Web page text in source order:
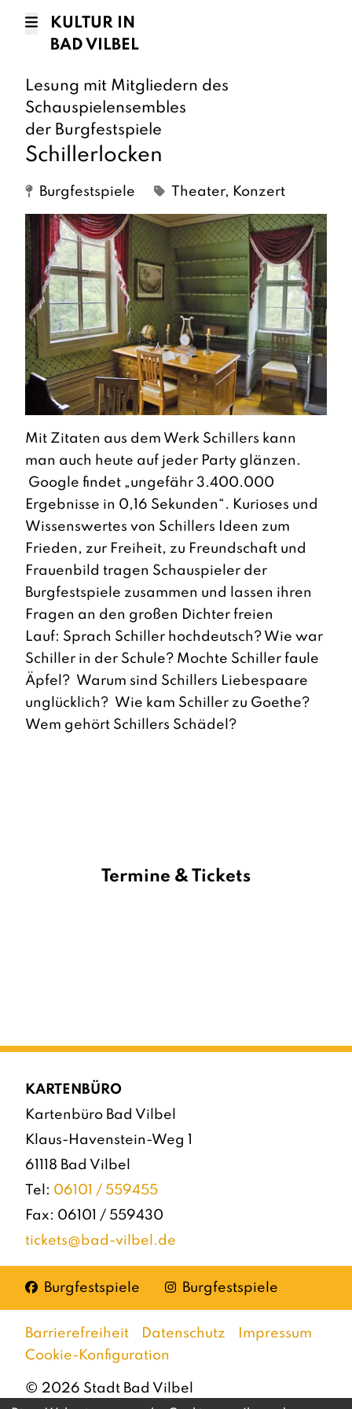
KULTUR IN
BAD VILBEL
Lesung mit Mitgliedern des
Schauspielensembles
der Burgfestspiele
Schillerlocken
Burgfestspiele Theater, Konzert
Mit Zitaten aus dem Werk Schillers kann
man auch heute auf jeder Party glänzen.
Google findet „ungefähr 3.400.000
Ergebnisse in 0,16 Sekunden“. Kurioses und
Wissenswertes von Schillers Ideen zum
Frieden, zur Freiheit, zu Freundschaft und
Frauenbild tragen Schauspieler der
Burgfestspiele zusammen und lassen ihren
Fragen an den großen Dichter freien
Lauf: Sprach Schiller hochdeutsch? Wie war
Schiller in der Schule? Mochte Schiller faule
Äpfel? Warum sind Schillers Liebespaare
unglücklich? Wie kam Schiller zu Goethe?
Wem gehört Schillers Schädel?
Termine & Tickets
KARTENBÜRO
Kartenbüro Bad Vilbel
Klaus-Havenstein-Weg 1
61118 Bad Vilbel
Tel: 06101 / 559455
Fax: 06101 / 559430
tickets@bad-vilbel.de
Facebook
Burgfestspiele Instagram
Burgfestspiele
© 2026 Stadt Bad Vilbel
Barrierefreiheit Datenschutz
Impressum
Cookie-Konfiguration